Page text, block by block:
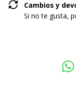
Cambios y
Si no te gusta,